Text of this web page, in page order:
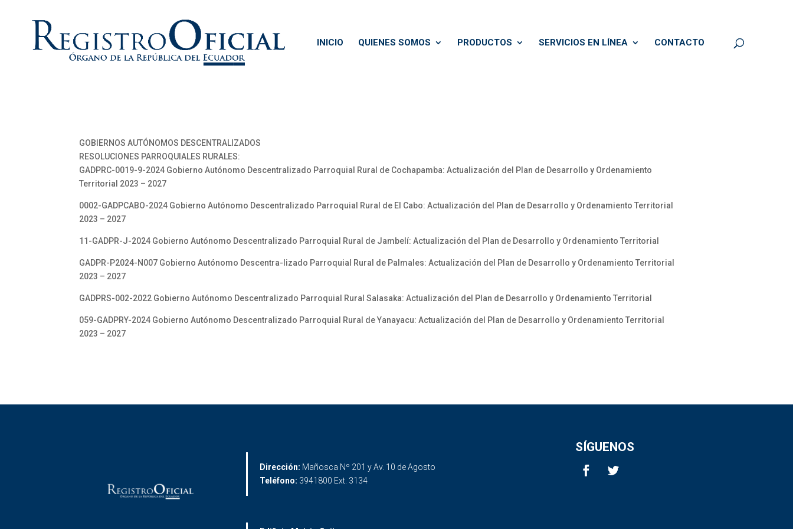
INICIO QUIENES SOMOS PRODUCTOS SERVICIOS EN LÍNEA CONTACTO
GOBIERNOS AUTÓNOMOS DESCENTRALIZADOS
RESOLUCIONES PARROQUIALES RURALES:
GADPRC-0019-9-2024 Gobierno Autónomo Descentralizado Parroquial Rural de Cochapamba: Actualización del Plan de Desarrollo y Ordenamiento
Territorial 2023 – 2027
0002-GADPCABO-2024 Gobierno Autónomo Descentralizado Parroquial Rural de El Cabo: Actualización del Plan de Desarrollo y Ordenamiento Territorial
2023 – 2027
11-GADPR-J-2024 Gobierno Autónomo Descentralizado Parroquial Rural de Jambelí: Actualización del Plan de Desarrollo y Ordenamiento Territorial
GADPR-P2024-N007 Gobierno Autónomo Descentra-lizado Parroquial Rural de Palmales: Actualización del Plan de Desarrollo y Ordenamiento Territorial
2023 – 2027
GADPRS-002-2022 Gobierno Autónomo Descentralizado Parroquial Rural Salasaka: Actualización del Plan de Desarrollo y Ordenamiento Territorial
059-GADPRY-2024 Gobierno Autónomo Descentralizado Parroquial Rural de Yanayacu: Actualización del Plan de Desarrollo y Ordenamiento Territorial
2023 – 2027
Dirección: Mañosca Nº 201 y Av. 10 de Agosto
Teléfono: 3941800 Ext. 3134
SÍGUENOS